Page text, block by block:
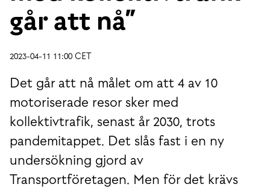
går att nå”
2023-04-11 11:00 CET
Det går att nå målet om att 4 av 10
motoriserade resor sker med
kollektivtrafik, senast år 2030, trots
pandemitappet. Det slås fast i en ny
undersökning gjord av
Transportföretagen. Men för det krävs